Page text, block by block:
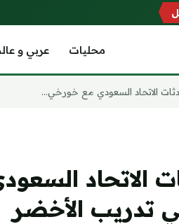
محليات عربي و
الاتحاد السعودي مع خورخي...
الاتحاد
تدريب الأخضر